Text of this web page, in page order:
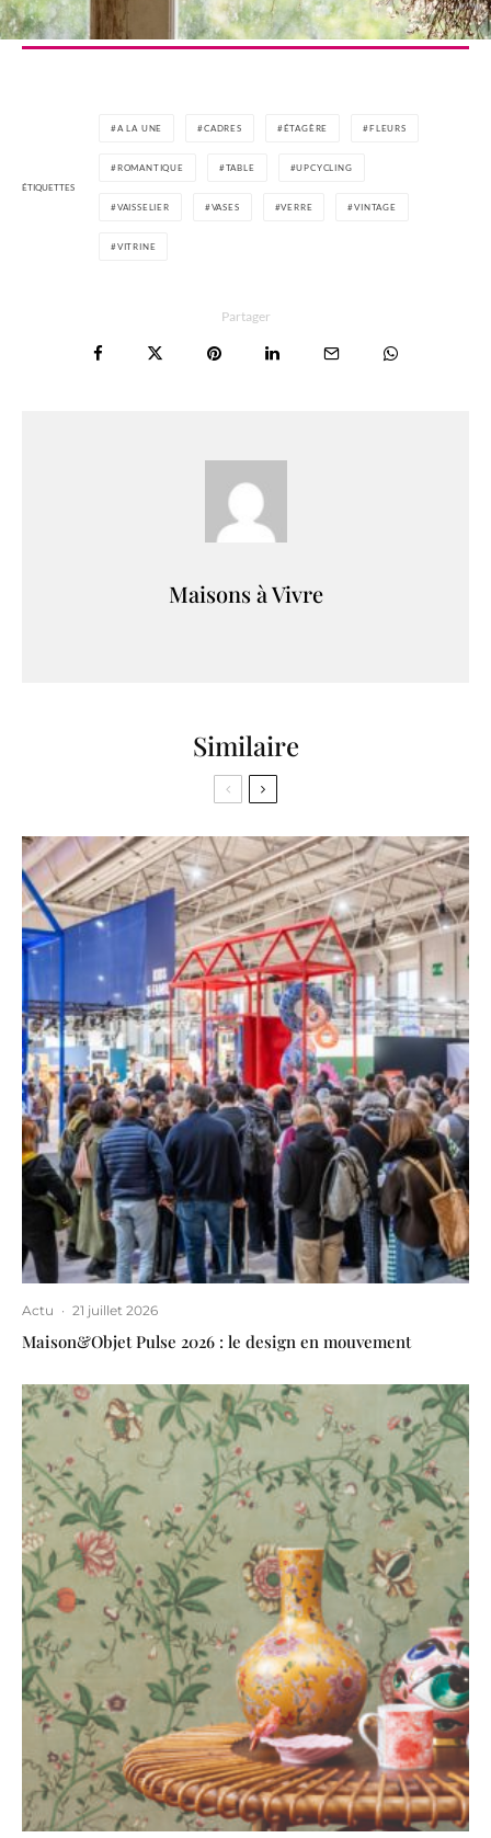
ÉTIQUETTES
A LA UNE CADRES ÉTAGÈRE FLEURS
ROMANTIQUE TABLE UPCYCLING
VAISSELIER VASES VERRE VINTAGE
VITRINE
Partager
Maisons à Vivre
Similaire
Actu · 21 juillet 2026
Maison&Objet Pulse 2026 : le design en mouvement